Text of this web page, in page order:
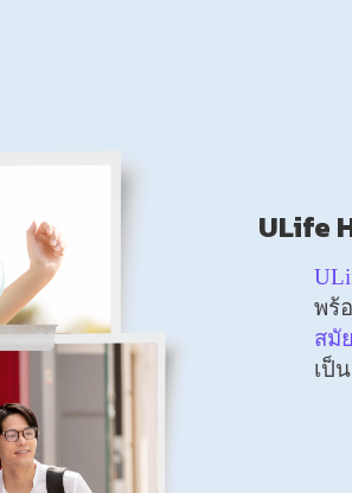
ULife
พร้
สมัย
เป็